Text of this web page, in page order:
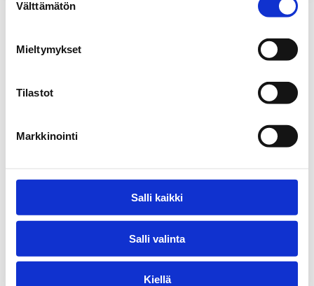
valinta
Välttämätön
Mieltymykset
Tilastot
Markkinointi
Salli kaikki
Salli valinta
Kiellä